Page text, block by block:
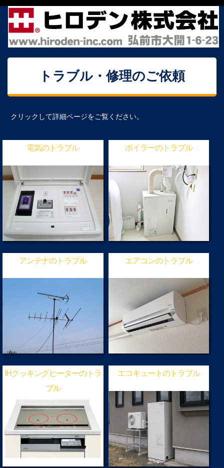
トラブル・修理のご依頼
クリックして詳細ページをご覧ください。
電気のトラブル ボイラーのトラブル
アンテナのトラブル エアコンのトラブル
IHクッキングヒーターのトラ
ブル
エコキュートのトラブル